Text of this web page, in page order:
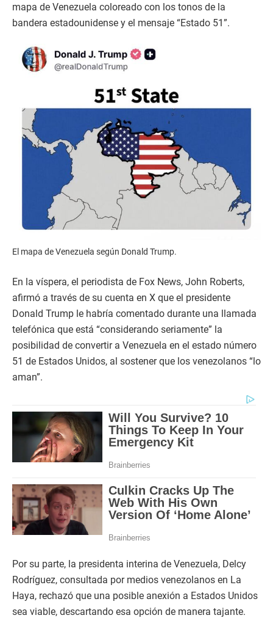
mapa de Venezuela coloreado con los tonos de la
bandera estadounidense y el mensaje “Estado 51”.
El mapa de Venezuela según Donald Trump.
En la víspera, el periodista de Fox News, John Roberts,
afirmó a través de su cuenta en X que el presidente
Donald Trump le habría comentado durante una llamada
telefónica que está “considerando seriamente” la
posibilidad de convertir a Venezuela en el estado número
51 de Estados Unidos, al sostener que los venezolanos “lo
aman”.
Por su parte, la presidenta interina de Venezuela, Delcy
Rodríguez, consultada por medios venezolanos en La
Haya, rechazó que una posible anexión a Estados Unidos
sea viable, descartando esa opción de manera tajante.